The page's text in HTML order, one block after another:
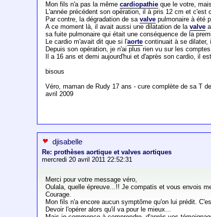
Mon fils n'a pas la mêmecardiopathie que le votre,
L'année précédent son opération, il à pris 12 cm et
Par contre, la dégradation de savalve pulmonaire à été
A ce moment là, il avait aussi une dilatation de lavalve
sa fuite pulmonaire qui était une conséquence de la
Le cardio m'avait dit que si l'aorte continuait à se dilater,
Depuis son opération, je n'ai plus rien vu sur les
Il a 16 ans et demi aujourd'hui et d'après son cardio, il
bisous
Véro, maman de Rudy 17 ans - cure complète de sa T de
avril 2009
djisabelle
Re: prothèses aortique et valves aortiques
mercredi 20 avril 2011 22:52:31
Merci pour votre message véro,
Oulala, quelle épreuve...!! Je compatis et vous envois
Courage.
Mon fils n'a encore aucun symptôme qu'on lui prédit.
Devoir l'opérer alors qu'il va pour le mieux...